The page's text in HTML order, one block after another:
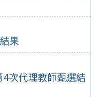
果
次代理教師甄選結